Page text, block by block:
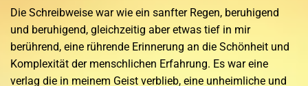
Die Schreibweise war wie ein sanfter Regen, beruhigend
und beruhigend, gleichzeitig aber etwas tief in mir
berührend, eine rührende Erinnerung an die Schönheit und
Komplexität der menschlichen Erfahrung. Es war eine
verlag die in meinem Geist verblieb, eine unheimliche und